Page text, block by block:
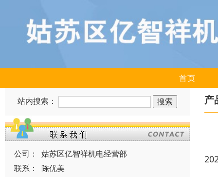
首页
站内搜索：
公司：
姑苏区亿智祥机电经营部
联系：
陈优美
产